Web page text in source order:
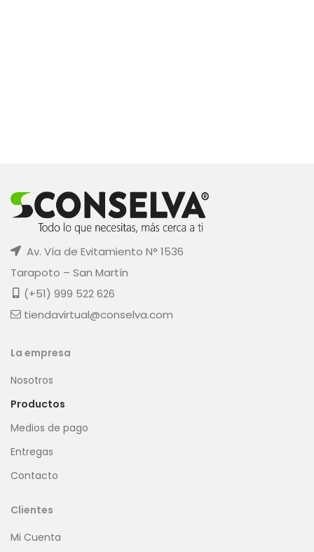
Av. Vía de Evitamiento N° 1536
Tarapoto – San Martín
(+51) 999 522 626
tiendavirtual@conselva.com
La empresa
Nosotros
Productos
Medios de pago
Entregas
Contacto
Clientes
Mi Cuenta